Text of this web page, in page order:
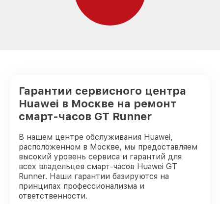
Гарантии сервисного центра
Huawei в Москве на ремонт
смарт-часов GT Runner
В нашем центре обслуживания Huawei,
расположенном в Москве, мы предоставляем
высокий уровень сервиса и гарантий для
всех владельцев смарт-часов Huawei GT
Runner. Наши гарантии базируются на
принципах профессионализма и
ответственности.